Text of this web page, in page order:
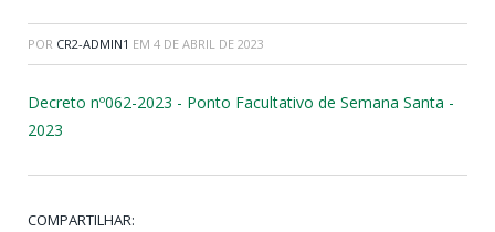
POR CR2-ADMIN1 EM 4 DE ABRIL DE 2023
Decreto nº062-2023 - Ponto Facultativo de Semana Santa -
2023
COMPARTILHAR: